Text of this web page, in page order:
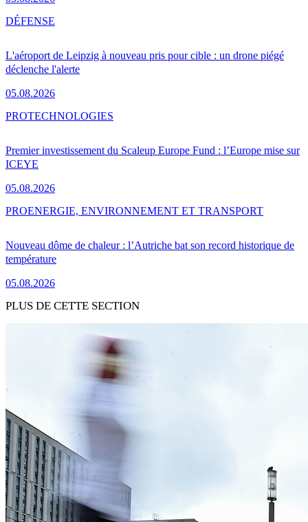
L'aéroport de Leipzig à nouveau pris pour cible : un drone piégé
déclenche l'alerte
05.08.2026
DÉFENSE
Premier investissement du Scaleup Europe Fund : l’Europe mise sur
ICEYE
05.08.2026
PROTECHNOLOGIES
Nouveau dôme de chaleur : l’Autriche bat son record historique de
température
05.08.2026
PROENERGIE, ENVIRONNEMENT ET TRANSPORT
PLUS DE CETTE SECTION